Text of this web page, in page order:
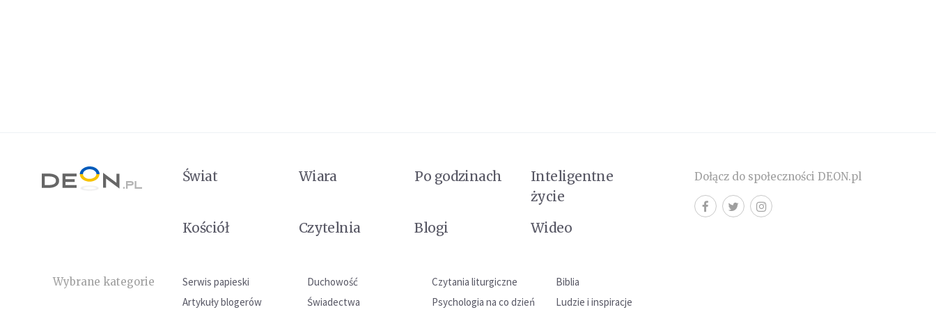
Świat Wiara Po godzinach
Inteligentne
życie
Kościół
Czytelnia Blogi Wideo
Wybrane kategorie Serwis papieski Duchowość Czytania liturgiczne
Biblia
Artykuły blogerów
Świadectwa Psychologia na co dzień Ludzie i inspiracje
Dołącz do społeczności DEON.pl